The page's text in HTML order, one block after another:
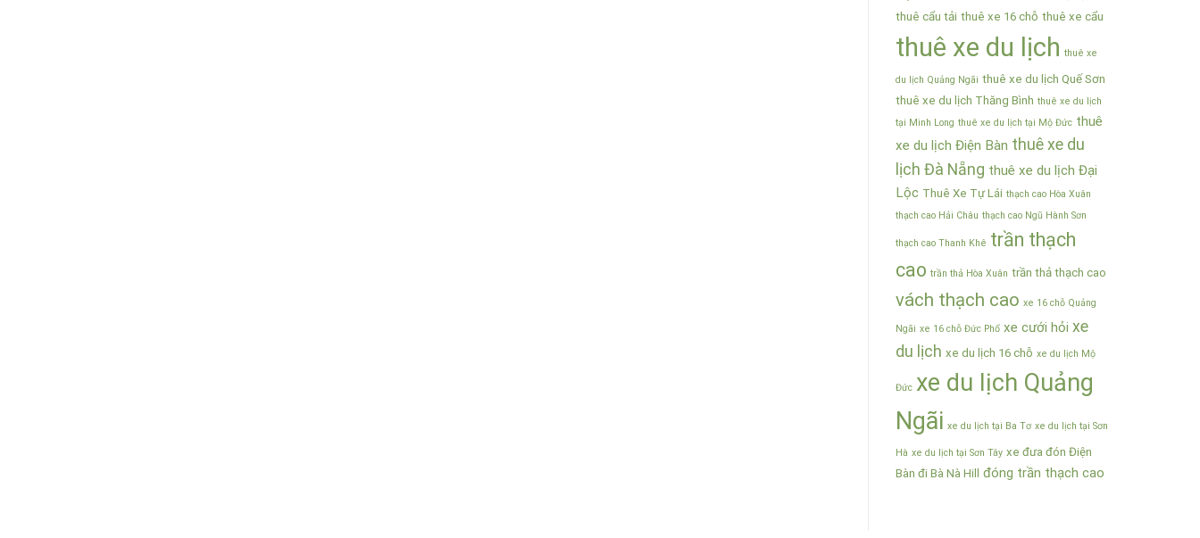
thuê cẩu tải thuê xe 16 chỗ thuê xe cẩu
thuê xe du lịch thuê xe
du lịch Quảng Ngãi thuê xe du lịch Quế Sơn
thuê xe du lịch Thăng Bình thuê xe du lịch
tại Minh Long thuê xe du lịch tại Mộ Đức thuê
xe du lịch Điện Bàn thuê xe du
lịch Đà Nẵng thuê xe du lịch Đại
Lộc Thuê Xe Tự Lái thạch cao Hòa Xuân
thạch cao Hải Châu thạch cao Ngũ Hành Sơn
thạch cao Thanh Khê trần thạch
cao trần thả Hòa Xuân trần thả thạch cao
vách thạch cao xe 16 chỗ Quảng
Ngãi xe 16 chỗ Đức Phổ xe cưới hỏi xe
du lịch xe du lịch 16 chỗ xe du lịch Mộ
Đức xe du lịch Quảng
Ngãi xe du lịch tại Ba Tơ xe du lịch tại Sơn
Hà xe du lịch tại Sơn Tây xe đưa đón Điện
Bàn đi Bà Nà Hill
đóng trần thạch cao